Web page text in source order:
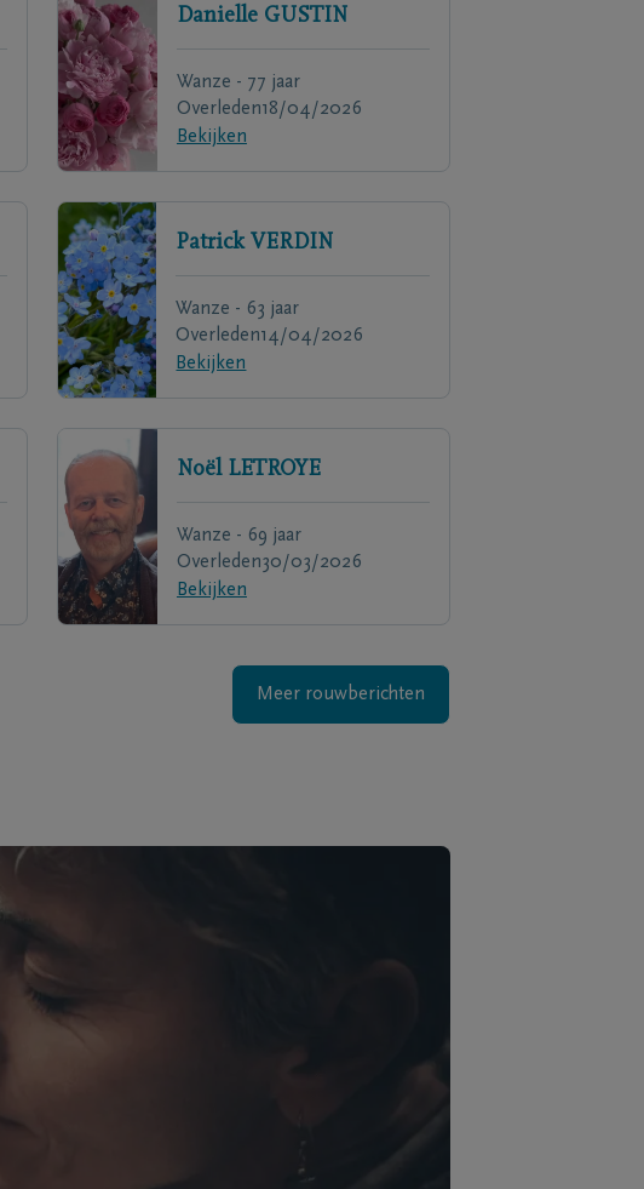
Danielle GUSTIN
Wanze - 77 jaar
Overleden18/04/2026
Bekijken
Patrick VERDIN
Wanze - 63 jaar
Overleden14/04/2026
Bekijken
Noël LETROYE
Wanze - 69 jaar
Overleden30/03/2026
Bekijken
Meer rouwberichten